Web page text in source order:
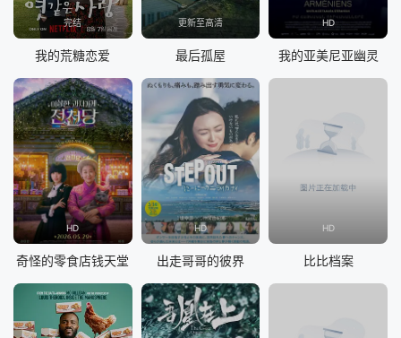
完结
我的荒糖恋爱
更新至高清
最后孤屋
HD
我的亚美尼亚幽灵
HD
奇怪的零食店钱天堂
HD
出走哥哥的彼界
HD
比比档案